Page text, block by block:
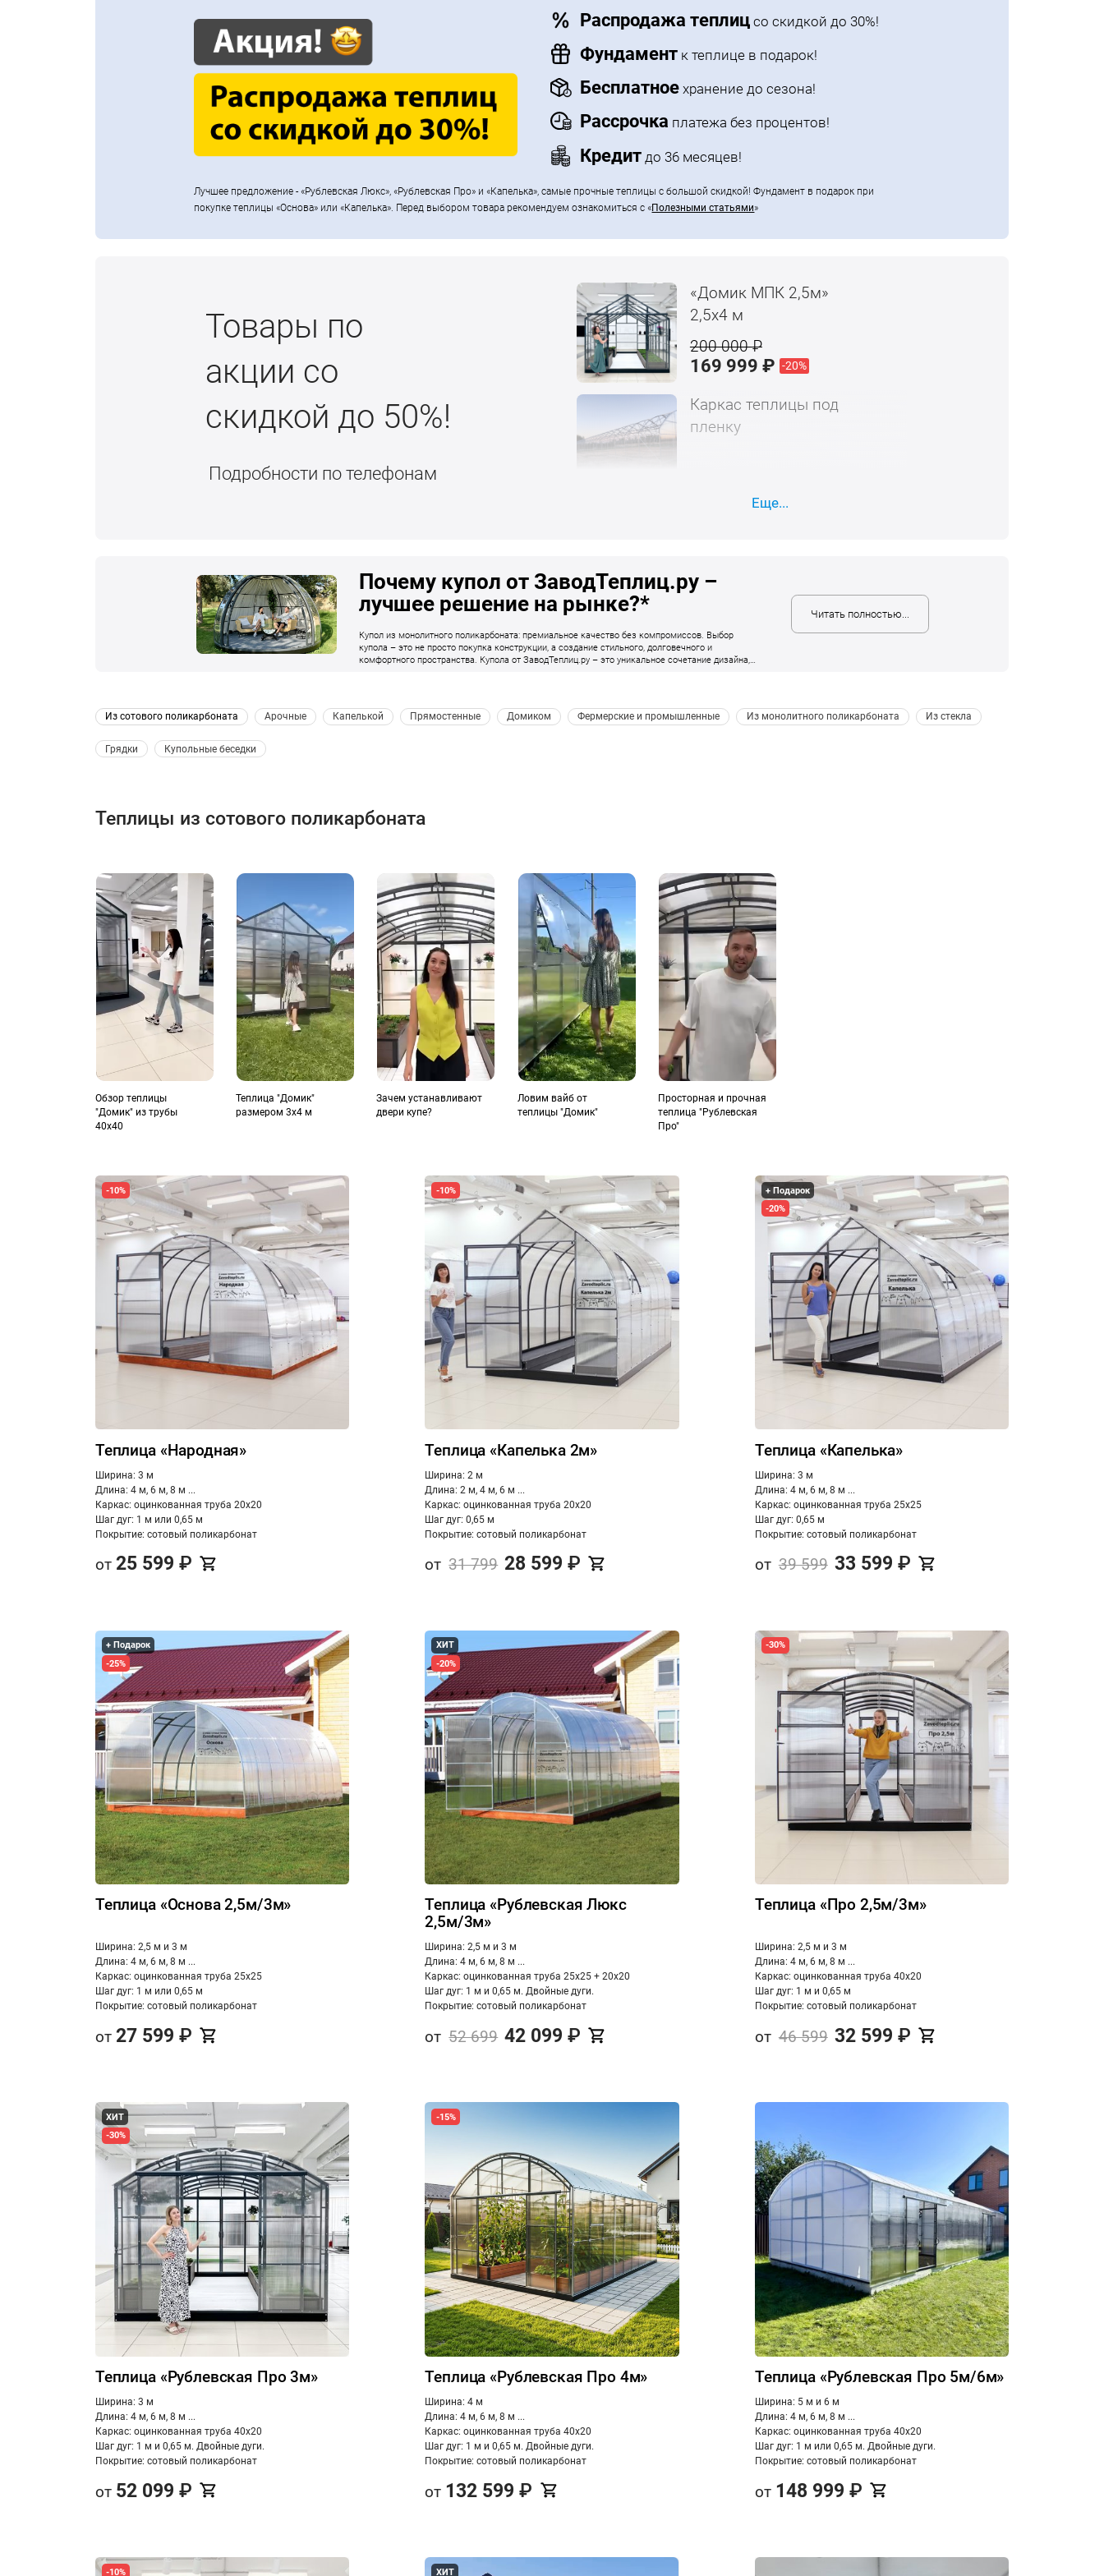
Распродажа теплицсо скидкой до 30%!
Фундаментк теплице в подарок!
Бесплатноехранение до сезона!
Рассрочка платежа без процентов!
Кредитдо 36 месяцев!
Лучшее предложение - «Рублевская Люкс», «Рублевская Про» и «Капелька», самые прочные теплицы с большой скидкой! Фундамент в подарок при
покупке теплицы «Основа» или «Капелька». Перед выбором товара рекомендуем ознакомиться с «Полезными статьями»
Товары по
акции со
скидкой до 50%!
Подробности по телефонам
«Домик МПК 2,5м»
2,5x4 м
200 000₽
169 999 ₽ -20%
Каркас теплицы под
пленку
Еще...
Почему купол от ЗаводТеплиц.ру –
лучшее решение на рынке?*
Купол из монолитного поликарбоната: премиальное качество без компромиссов. Выбор
купола – это не просто покупка конструкции, а создание стильного, долговечного и
комфортного пространства. Купола от ЗаводТеплиц.ру – это уникальное сочетание дизайна,
Читать полностью...
Из сотового поликарбоната Арочные Капелькой Прямостенные Домиком Фермерские и промышленные Из монолитного поликарбоната Из стекла
Грядки Купольные беседки
Теплицы из сотового поликарбоната
Обзор теплицы
"Домик" из трубы
40х40
Теплица "Домик"
размером 3х4 м
Зачем устанавливают
двери купе?
Ловим вайб от
теплицы "Домик"
Просторная и прочная
теплица "Рублевская
Про"
-10%
Теплица «Народная»
Ширина: 3 м
Длина: 4 м, 6 м, 8 м ...
Каркас: оцинкованная труба 20х20
Шаг дуг: 1 м или 0,65 м
Покрытие: сотовый поликарбонат
от 25 599 ₽
-10%
Теплица «Капелька 2м»
Ширина: 2 м
Длина: 2 м, 4 м, 6 м ...
Каркас: оцинкованная труба 20х20
Шаг дуг: 0,65 м
Покрытие: сотовый поликарбонат
от 31 799 28 599 ₽
+ Подарок
-20%
Теплица «Капелька»
Ширина: 3 м
Длина: 4 м, 6 м, 8 м ...
Каркас: оцинкованная труба 25х25
Шаг дуг: 0,65 м
Покрытие: сотовый поликарбонат
от 39 599 33 599 ₽
+ Подарок
-25%
Теплица «Основа 2,5м/3м»
Ширина: 2,5 м и 3 м
Длина: 4 м, 6 м, 8 м ...
Каркас: оцинкованная труба 25х25
Шаг дуг: 1 м или 0,65 м
Покрытие: сотовый поликарбонат
от 27 599 ₽
ХИТ
-20%
Теплица «Рублевская Люкс
2,5м/3м»
Ширина: 2,5 м и 3 м
Длина: 4 м, 6 м, 8 м ...
Каркас: оцинкованная труба 25х25 + 20х20
Шаг дуг: 1 м и 0,65 м. Двойные дуги.
Покрытие: сотовый поликарбонат
от 52 699 42 099 ₽
-30%
Теплица «Про 2,5м/3м»
Ширина: 2,5 м и 3 м
Длина: 4 м, 6 м, 8 м ...
Каркас: оцинкованная труба 40х20
Шаг дуг: 1 м и 0,65 м
Покрытие: сотовый поликарбонат
от 46 599 32 599 ₽
ХИТ
-30%
Теплица «Рублевская Про 3м»
Ширина: 3 м
Длина: 4 м, 6 м, 8 м ...
Каркас: оцинкованная труба 40х20
Шаг дуг: 1 м и 0,65 м. Двойные дуги.
Покрытие: сотовый поликарбонат
от 52 099 ₽
-15%
Теплица «Рублевская Про 4м»
Ширина: 4 м
Длина: 4 м, 6 м, 8 м ...
Каркас: оцинкованная труба 40х20
Шаг дуг: 1 м и 0,65 м. Двойные дуги.
Покрытие: сотовый поликарбонат
от 132 599 ₽
Теплица «Рублевская Про 5м/6м»
Ширина: 5 м и 6 м
Длина: 4 м, 6 м, 8 м ...
Каркас: оцинкованная труба 40х20
Шаг дуг: 1 м или 0,65 м. Двойные дуги.
Покрытие: сотовый поликарбонат
от 148 999 ₽
-10% ХИТ